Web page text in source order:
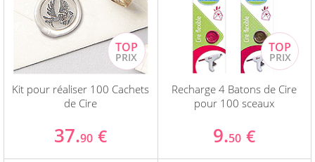
Kit pour réaliser 100 Cachets
de Cire
37.90 €
Recharge 4 Batons de Cire
pour 100 sceaux
9.50 €